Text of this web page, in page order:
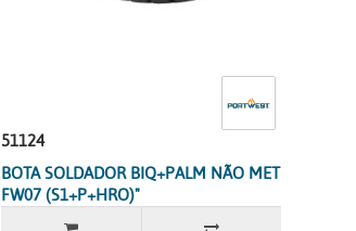
51124
BOTA SOLDADOR BIQ+PALM NÃO MET
FW07 (S1+P+HRO)"